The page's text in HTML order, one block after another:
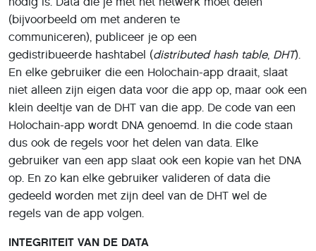
(bijvoorbeeld om met anderen te
communiceren), publiceer je op een
gedistribueerde hashtabel (distributed hash table, DHT).
En elke gebruiker die een Holochain-app draait, slaat
niet alleen zijn eigen data voor die app op, maar ook een
klein deeltje van de DHT van die app. De code van een
Holochain-app wordt DNA genoemd. In die code staan
dus ook de regels voor het delen van data. Elke
gebruiker van een app slaat ook een kopie van het DNA
op. En zo kan elke gebruiker valideren of data die
gedeeld worden met zijn deel van de DHT wel de
regels van de app volgen.
INTEGRITEIT VAN DE DATA